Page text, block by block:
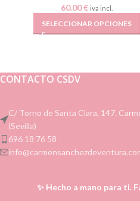
✨ Hecho a mano para ti.
60.00€ iva incl.
SELECCIONAR OPCIONES
CONTACTO CSDV
C/ Torno de Santa Clara, 147.
(Sevilla)
696 18 76 58
Todos los derechos reservados